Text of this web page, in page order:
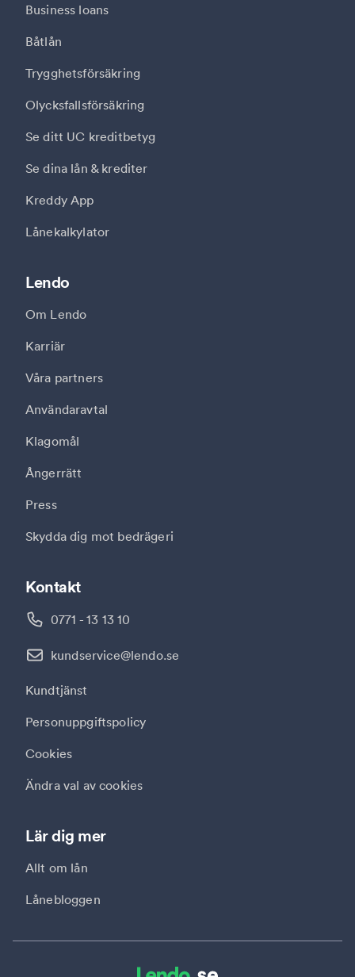
Business loans
Båtlån
Trygghetsförsäkring
Olycksfallsförsäkring
Se ditt UC kreditbetyg
Se dina lån & krediter
Kreddy App
Lånekalkylator
Lär dig mer
Allt om lån
Lånebloggen
Kontakt
0771 - 13 13 10
kundservice@lendo.se
Kundtjänst
Personuppgiftspolicy
Cookies
Ändra val av cookies
Lendo
Om Lendo
Karriär
Våra partners
Användaravtal
Klagomål
Ångerrätt
Press
Skydda dig mot bedrägeri